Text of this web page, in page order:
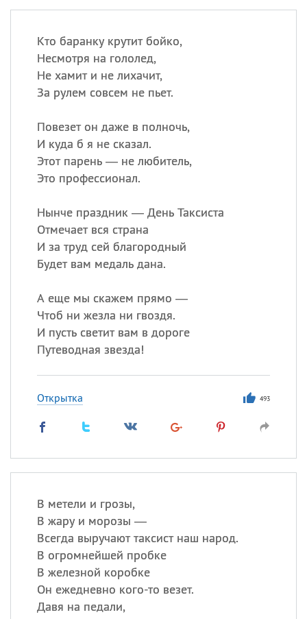
Кто баранку крутит бойко,
Несмотря на гололед,
Не хамит и не лихачит,
За рулем совсем не пьет.
Повезет он даже в полночь,
И куда б я не сказал.
Этот парень — не любитель,
Это профессионал.
Нынче праздник — День Таксиста
Отмечает вся страна
И за труд сей благородный
Будет вам медаль дана.
А еще мы скажем прямо —
Чтоб ни жезла ни гвоздя.
И пусть светит вам в дороге
Путеводная звезда!
Открытка 493
В метели и грозы,
В жару и морозы —
Всегда выручают таксист наш народ.
В огромнейшей пробке
В железной коробке
Он ежедневно кого-то везет.
Давя на педали,